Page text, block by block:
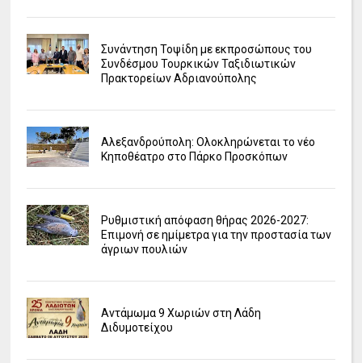
Συνάντηση Τοψίδη με εκπροσώπους του
Συνδέσμου Τουρκικών Ταξιδιωτικών
Πρακτορείων Αδριανούπολης
Αλεξανδρούπολη: Ολοκληρώνεται το νέο
Κηποθέατρο στο Πάρκο Προσκόπων
Ρυθμιστική απόφαση θήρας 2026-2027:
Επιμονή σε ημίμετρα για την προστασία των
άγριων πουλιών
Αντάμωμα 9 Χωριών στη Λάδη
Διδυμοτείχου